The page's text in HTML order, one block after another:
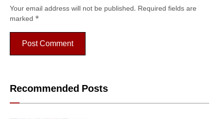
Your email address will not be published. Required fields are
marked *
Recommended Posts